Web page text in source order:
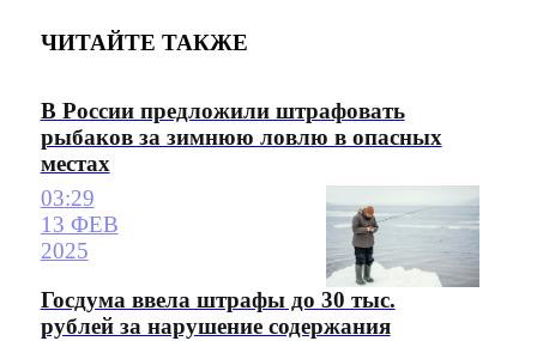
ЧИТАЙТЕ ТАКЖЕ
В России предложили штрафовать
рыбаков за зимнюю ловлю в опасных
местах
03:29
13 ФЕВ
2025
Госдума ввела штрафы до 30 тыс.
рублей за нарушение содержания